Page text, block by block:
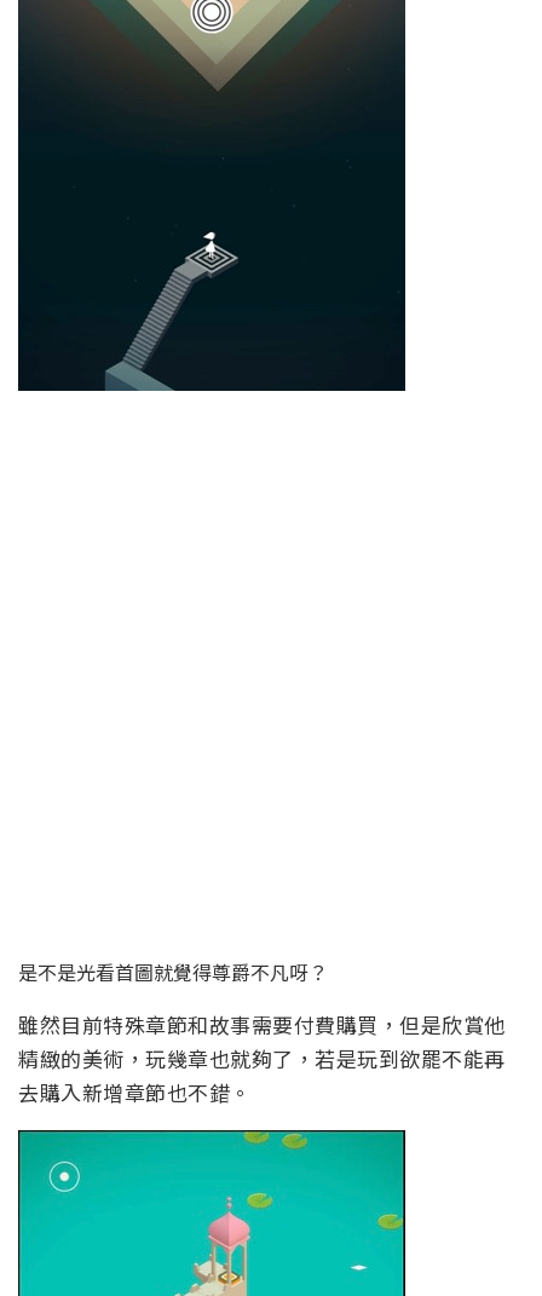
是不是光看首圖就覺得尊爵不凡呀？
雖然目前特殊章節和故事需要付費購買，但是欣賞他
精緻的美術，玩幾章也就夠了，若是玩到欲罷不能再
去購入新增章節也不錯。